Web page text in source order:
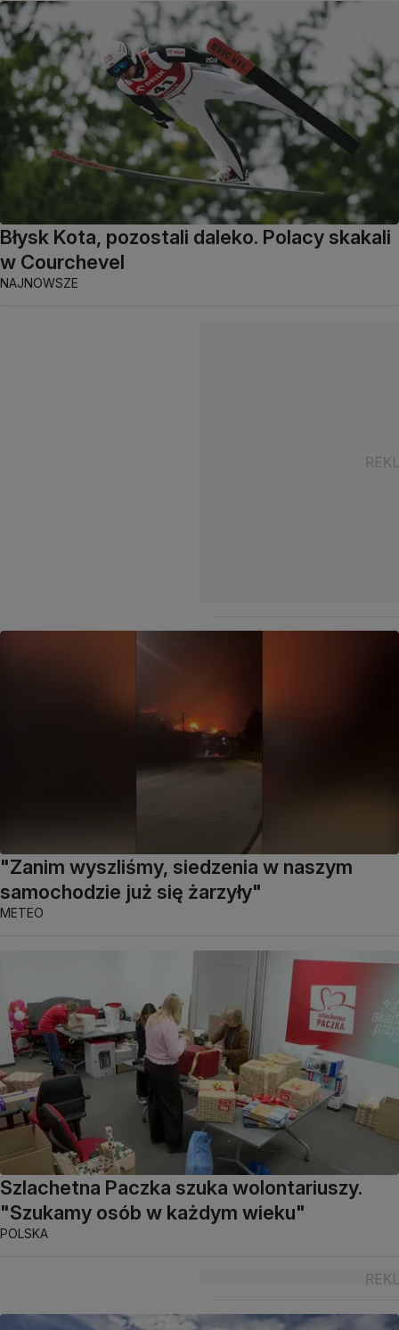
Błysk Kota, pozostali daleko. Polacy skakali
w Courchevel
NAJNOWSZE
"Zanim wyszliśmy, siedzenia w naszym
samochodzie już się żarzyły"
METEO
Szlachetna Paczka szuka wolontariuszy.
"Szukamy osób w każdym wieku"
POLSKA